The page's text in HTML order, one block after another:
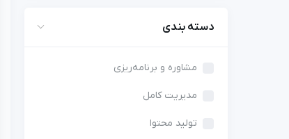
دسته بندی
مشاوره و برنامه‌ریزی
مدیریت کامل
تولید محتوا